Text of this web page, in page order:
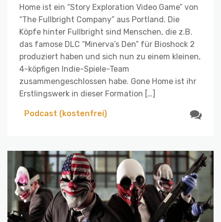
Home ist ein “Story Exploration Video Game” von
“The Fullbright Company” aus Portland. Die
Köpfe hinter Fullbright sind Menschen, die z.B.
das famose DLC “Minerva’s Den” für Bioshock 2
produziert haben und sich nun zu einem kleinen,
4-köpfigen Indie-Spiele-Team
zusammengeschlossen habe. Gone Home ist ihr
Erstlingswerk in dieser Formation […]
Podcast (kostenfrei)